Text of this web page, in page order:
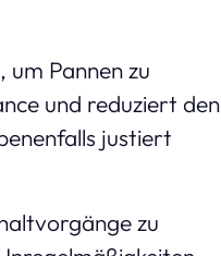
Pannen zu
und reduziert den
justiert
zu